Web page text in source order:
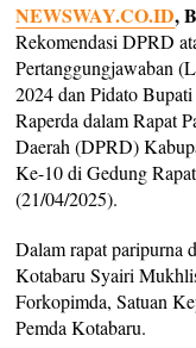
NEWSWAY.CO.ID,
Rekomendasi DPRD
Pertanggungjawaban
2024 dan Pidato
Raperda dalam Rapat
Daerah (DPRD)
Ke-10 di Gedung
(21/04/2025).
Dalam rapat paripurna
Kotabaru Syairi
Forkopimda, Satuan
Pemda Kotabaru.